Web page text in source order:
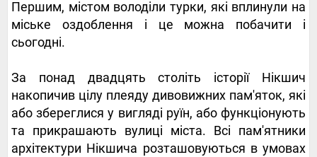
Першим, містом володіли турки, які вплинули на
міське оздоблення і це можна побачити і
сьогодні.
За понад двадцять століть історії Нікшич
накопичив цілу плеяду дивовижних пам'яток, які
або збереглися у вигляді руїн, або функціонують
та прикрашають вулиці міста. Всі пам'ятники
архітектури Нікшича розташовуються в умовах